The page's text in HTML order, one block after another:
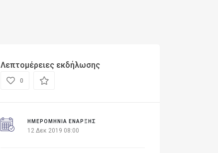
Λεπτομέρειες εκδήλωσης
0
ΗΜΕΡΟΜΗΝΊΑ ΈΝΑΡΞΗΣ
12 Δεκ 2019 08:00